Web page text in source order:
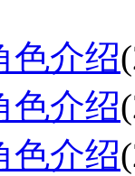
色介绍
色介绍
色介绍